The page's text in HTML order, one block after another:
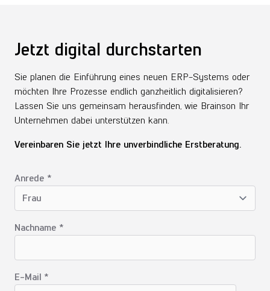
Jetzt digital durchstarten
Sie planen die Einführung eines neuen ERP-Systems oder
möchten Ihre Prozesse endlich ganzheitlich digitalisieren?
Lassen Sie uns gemeinsam herausfinden, wie Brainson Ihr
Unternehmen dabei unterstützen kann.
Vereinbaren Sie jetzt Ihre unverbindliche Erstberatung.
Anrede *
Nachname *
E-Mail *